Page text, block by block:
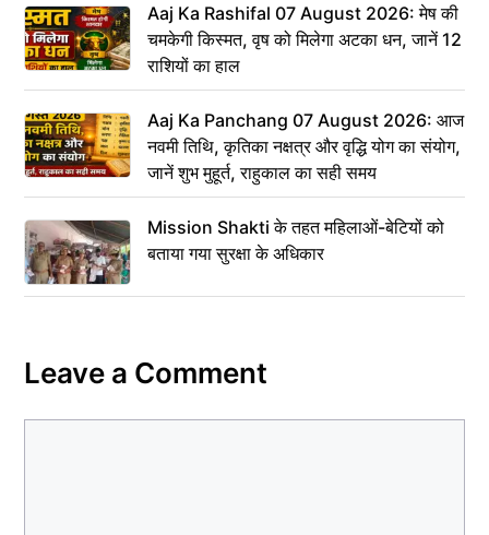
Aaj Ka Rashifal 07 August 2026: मेष की
चमकेगी किस्मत, वृष को मिलेगा अटका धन, जानें 12
राशियों का हाल
Aaj Ka Panchang 07 August 2026: आज
नवमी तिथि, कृतिका नक्षत्र और वृद्धि योग का संयोग,
जानें शुभ मुहूर्त, राहुकाल का सही समय
Mission Shakti के तहत महिलाओं-बेटियों को
बताया गया सुरक्षा के अधिकार
Leave a Comment